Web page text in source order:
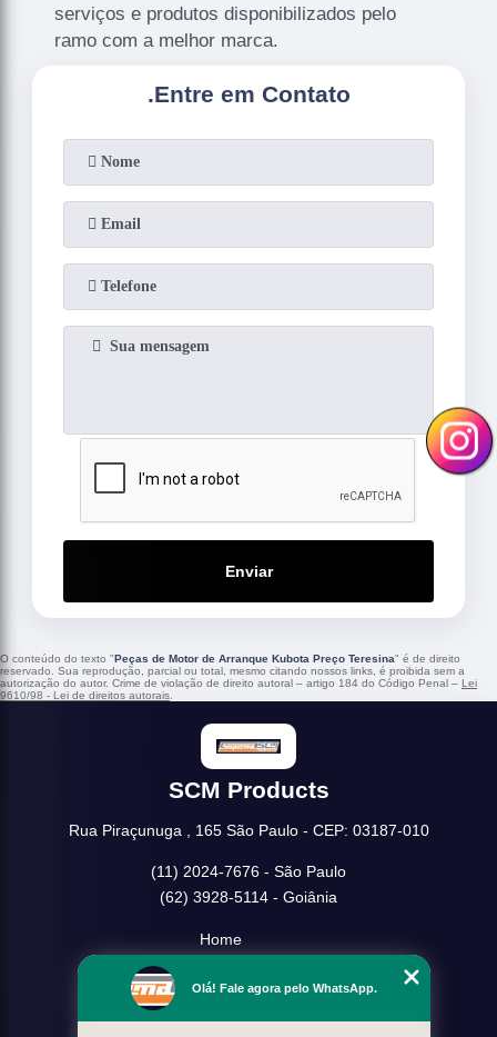
serviços e produtos disponibilizados pelo
ramo com a melhor marca.
.Entre em Contato
Enviar
O conteúdo do texto "Peças de Motor de Arranque Kubota Preço Teresina" é de direito
reservado. Sua reprodução, parcial ou total, mesmo citando nossos links, é proibida sem a
autorização do autor. Crime de violação de direito autoral – artigo 184 do Código Penal – Lei
9610/98 - Lei de direitos autorais.
SCM Products
Rua Piraçunuga , 165 São Paulo - CEP: 03187-010
(11) 2024-7676 - São Paulo
(62) 3928-5114 - Goiânia
Home
Missão
Olá! Fale agora pelo WhatsApp.